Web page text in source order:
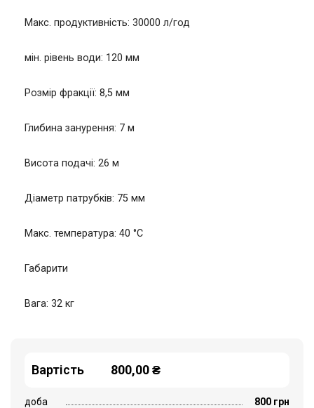
Макс. продуктивність: 30000 л/год
мін. рівень води: 120 мм
Розмір фракції: 8,5 мм
Глибина занурення: 7 м
Висота подачі: 26 м
Діаметр патрубків: 75 мм
Макс. температура: 40 °C
Габарити
Вага: 32 кг
Вартість 800,00 ₴
доба
800 грн